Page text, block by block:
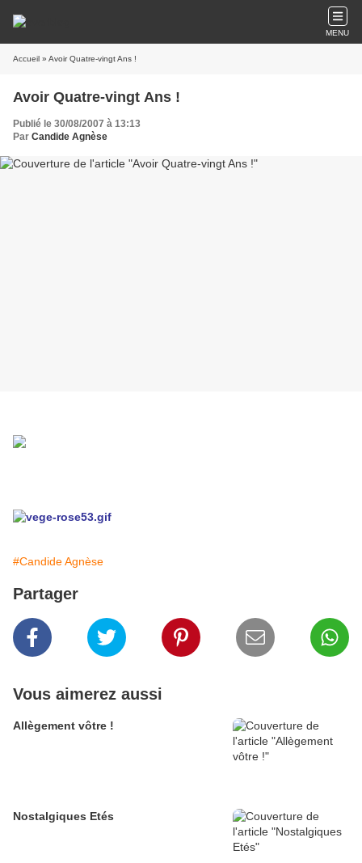
MENU
Accueil » Avoir Quatre-vingt Ans !
Avoir Quatre-vingt Ans !
Publié le 30/08/2007 à 13:13
Par Candide Agnèse
#Candide Agnèse
Partager
Vous aimerez aussi
Allègement vôtre !
Nostalgiques Etés